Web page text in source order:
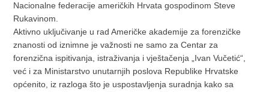
Nacionalne federacije američkih Hrvata gospodinom Steve
Rukavinom.
Aktivno uključivanje u rad Američke akademije za forenzičke
znanosti od iznimne je važnosti ne samo za Centar za
forenzična ispitivanja, istraživanja i vještačenja „Ivan Vučetić“,
već i za Ministarstvo unutarnjih poslova Republike Hrvatske
općenito, iz razloga što je uspostavljenja suradnja kako sa